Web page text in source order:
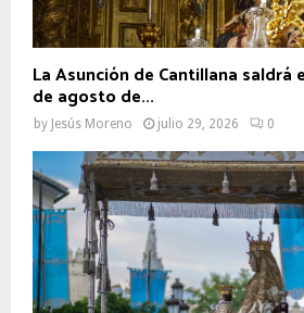
La Asunción de Cantillana saldrá
de agosto de...
by Jesús Moreno julio 29, 2026 0